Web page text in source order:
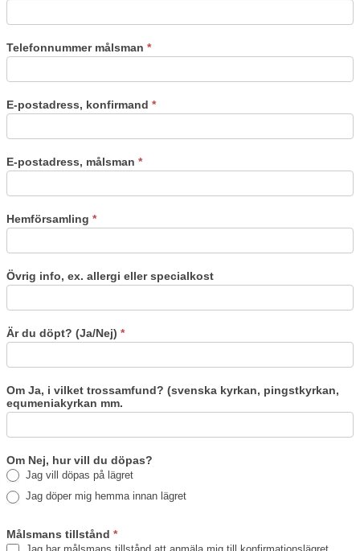
Telefonnummer målsman *
E-postadress, konfirmand *
E-postadress, målsman *
Hemförsamling *
Övrig info, ex. allergi eller specialkost
Är du döpt? (Ja/Nej) *
Om Ja, i vilket trossamfund? (svenska kyrkan, pingstkyrkan,
equmeniakyrkan mm.
Om Nej, hur vill du döpas?
Jag vill döpas på lägret
Jag döper mig hemma innan lägret
Målsmans tillstånd *